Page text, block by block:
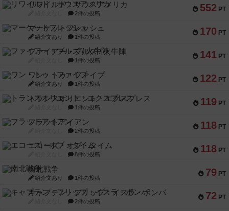
552 PT
リワイルド：サウスアメリカ
2件の投稿
170 PT
マーケットフレッシュ
紹介文あり 1件の投稿
141 PT
ファイアー・ブルズ / 火牛陣
1件の投稿
122 PT
ワン・トゥ・ファイブ
紹介文あり 1件の投稿
119 PT
トランスオリエント・エクスプレス
1件の投稿
118 PT
フラットアイアン
2件の投稿
118 PT
エコーズ・オブ・タイム
8件の投稿
79 PT
南北戦争
紹介文あり 1件の投稿
72 PT
キャプテン・フリップ：イスラ・ボンバ
2件の投稿